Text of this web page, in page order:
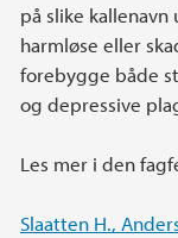
på slike
harmløse eller
forebygge både
og depressive
Les mer i den
Slaatten H.,